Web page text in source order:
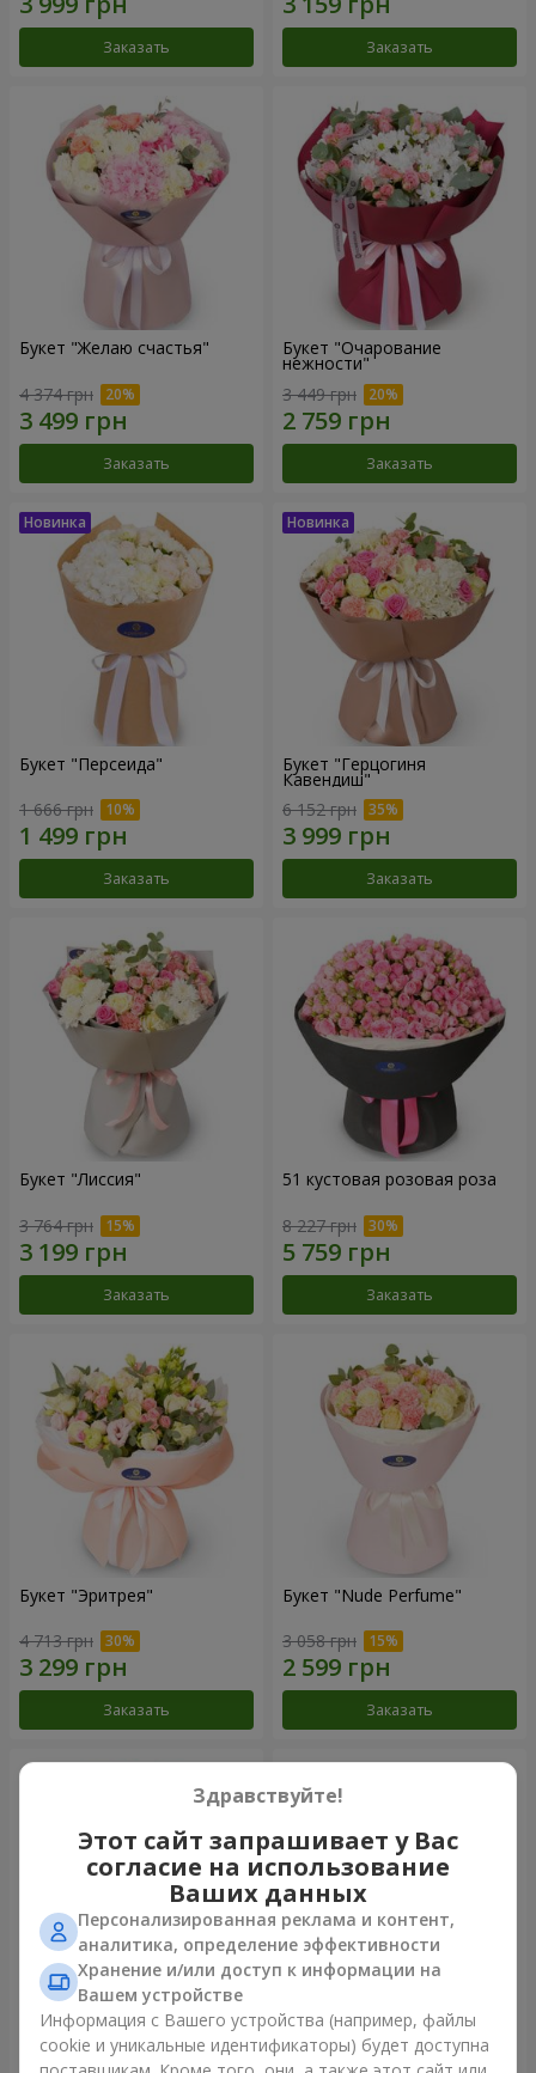
Заказать Заказать
Букет "Желаю счастья"
4 374 грн
Заказать
Букет "Очарование
нежности"
3 449 грн
Заказать
Букет "Персеида"
1 666 грн
Заказать
Букет "Герцогиня
Кавендиш"
6 152 грн
Заказать
Букет "Лиссия"
3 764 грн
Заказать
51 кустовая розовая роза
8 227 грн
Заказать
Букет "Эритрея"
4 713 грн
Заказать
Букет "Nude Perfume"
3 058 грн
Заказать
Букет "Розовая нежность"
4 513 грн
Композиция "Ностальжи"
8 084 грн
Здравствуйте!
Этот сайт запрашивает у Вас
согласие на использование
Ваших данных
Персонализированная реклама и контент,
аналитика, определение эффективности
Хранение и/или доступ к информации на
Вашем устройстве
Информация с Вашего устройства (например, файлы
cookie и уникальные идентификаторы) будет доступна